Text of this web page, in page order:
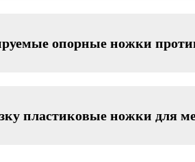
опорные ножки
пластиковые ножки для